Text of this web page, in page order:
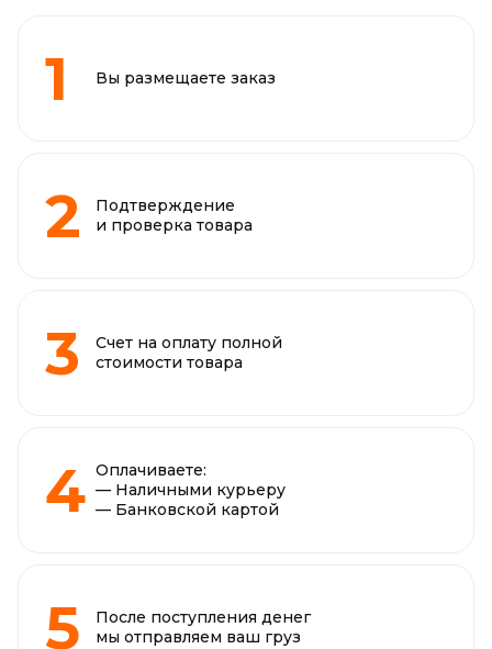
Вы размещаете заказ
Подтверждение
и проверка товара
Счет на оплату полной
стоимости товара
Оплачиваете:
— Наличными курьеру
— Банковской картой
После поступления денег
мы отправляем ваш груз